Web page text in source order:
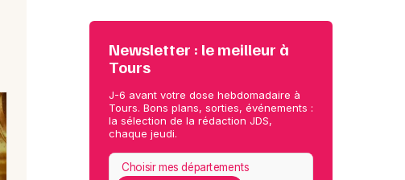
Newsletter : le meilleur à
Tours
J-6 avant votre dose hebdomadaire à
Tours. Bons plans, sorties, événements :
la sélection de la rédaction JDS,
chaque jeudi.
Choisir mes départements